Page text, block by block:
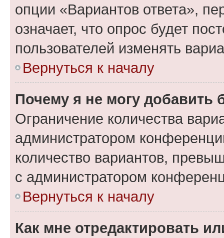
опции «Вариантов ответа»,
означает, что опрос будет
пользователей изменять
Вернуться к началу
Почему я не могу добавить
Ограничение количества
администратором
количество вариантов,
с администратором
Вернуться к началу
Как мне отредактировать